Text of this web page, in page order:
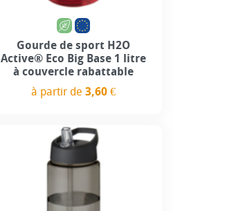
Gourde de sport H2O
Active® Eco Big Base 1 litre
à couvercle rabattable
à partir de3,60 €